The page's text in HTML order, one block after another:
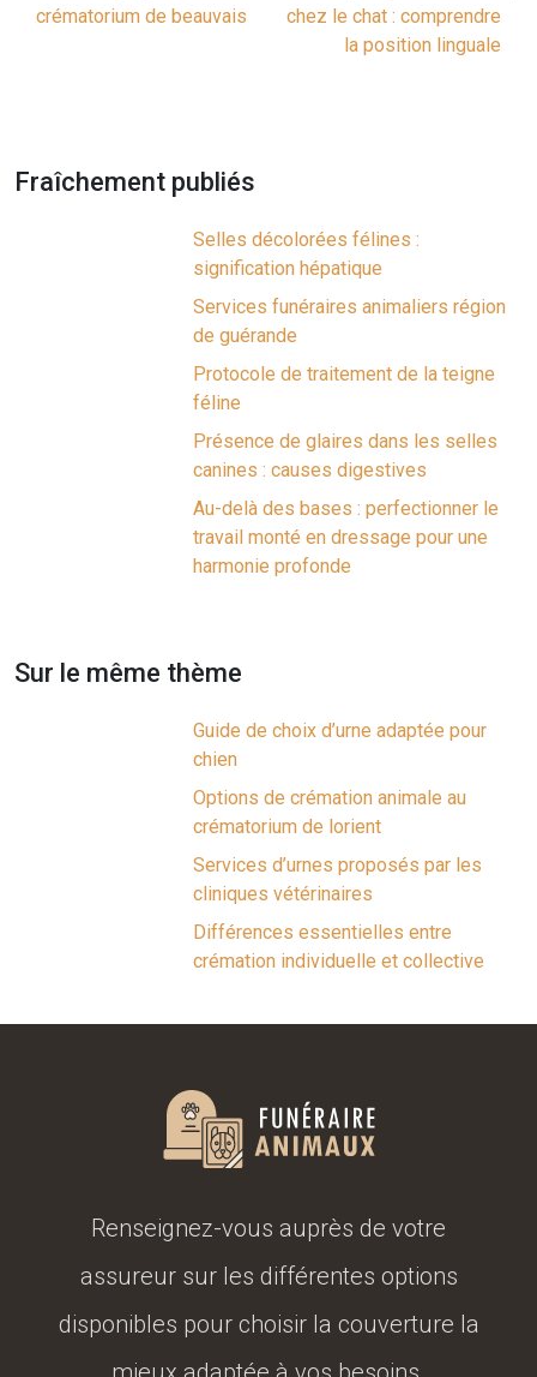
crématorium de beauvais
chez le chat : comprendre
la position linguale
Fraîchement publiés
Selles décolorées félines :
signification hépatique
Services funéraires animaliers région
de guérande
Protocole de traitement de la teigne
féline
Présence de glaires dans les selles
canines : causes digestives
Au-delà des bases : perfectionner le
travail monté en dressage pour une
harmonie profonde
Sur le même thème
Guide de choix d’urne adaptée pour
chien
Options de crémation animale au
crématorium de lorient
Services d’urnes proposés par les
cliniques vétérinaires
Différences essentielles entre
crémation individuelle et collective
Renseignez-vous auprès de votre
assureur sur les différentes options
disponibles pour choisir la couverture la